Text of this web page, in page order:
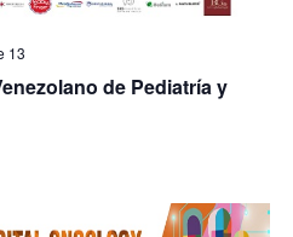
de Pediatría y
13